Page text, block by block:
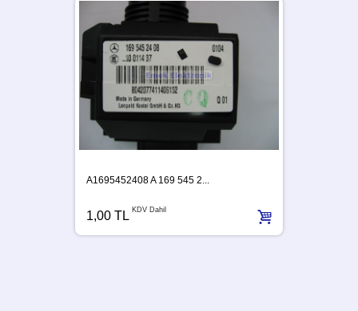
A1695452408 A 169 545 2...
1,00 TL KDV Dahil